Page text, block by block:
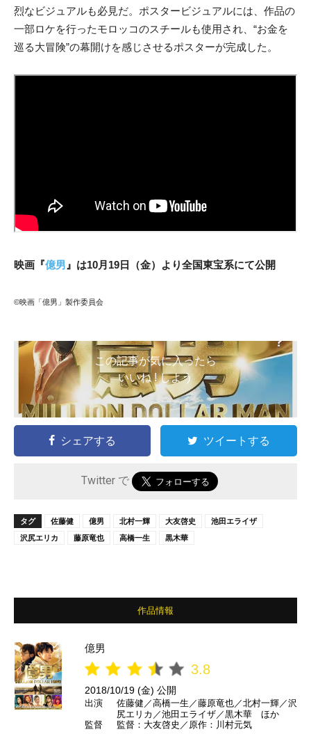
烈なビジュアルも必見だ。ポスタービジュアルには、作品の
一部ロケを行ったモロッコのスチールも使用され、“お金を
巡る大冒険”の幕開けを感じさせるポスターが完成した。
映画『億男 』は10月19日（金）より全国東宝系にて公開
©映画「億男」製作委員会
この記事が気に入ったら
いいね ! しよう
シェアする ツイートする
Twitter で
タグ 佐藤健 億男 北村一輝 大友啓史
池田エライザ
沢尻エリカ
藤原竜也 高橋一生 黒木華
作品情報
億男
3.8
2018/10/19 (金) 公開
出演
佐藤健／高橋一生／藤原竜也／北村一輝／沢
尻エリカ／池田エライザ／黒木華 ほか
監督
監督：大友啓史／原作：川村元気